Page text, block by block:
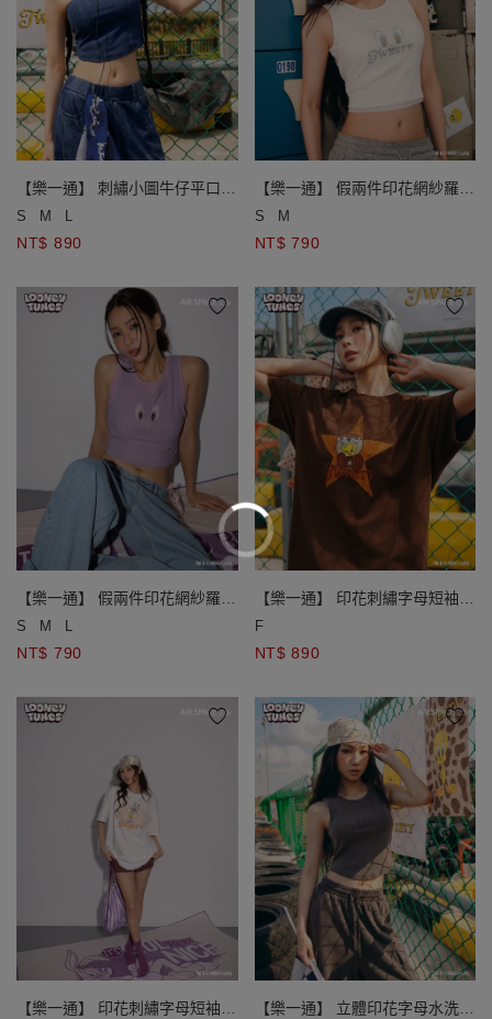
【樂一通】 刺繡小圖牛仔平口上
衣(附胸墊)
S M L
NT$ 890
【樂一通】 假兩件印花網紗羅紋
短版坦克背心
S M
NT$ 790
【樂一通】 假兩件印花網紗羅紋
短版坦克背心
S M L
NT$ 790
【樂一通】 印花刺繡字母短袖寬
版TEE
F
NT$ 890
【樂一通】 印花刺繡字母短袖寬
【樂一通】 立體印花字母水洗羅